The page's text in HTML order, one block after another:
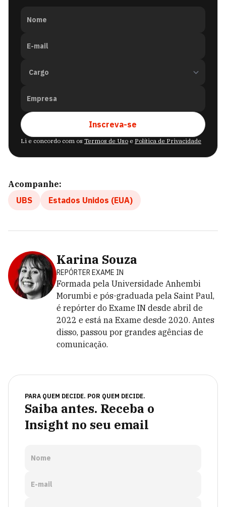
Nome
E-mail
Empresa
Inscreva-se
Li e concordo com os Termos de Uso e Política de Privacidade
Acompanhe:
UBS
Estados Unidos (EUA)
Karina Souza
REPÓRTER EXAME IN
Formada pela Universidade Anhembi
Morumbi e pós-graduada pela Saint Paul,
é repórter do Exame IN desde abril de
2022 e está na Exame desde 2020. Antes
disso, passou por grandes agências de
comunicação.
PARA QUEM DECIDE. POR QUEM DECIDE.
Saiba antes. Receba o
Insight no seu email
Nome
E-mail